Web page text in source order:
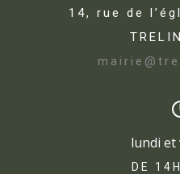
14, rue de
lundi et
DE